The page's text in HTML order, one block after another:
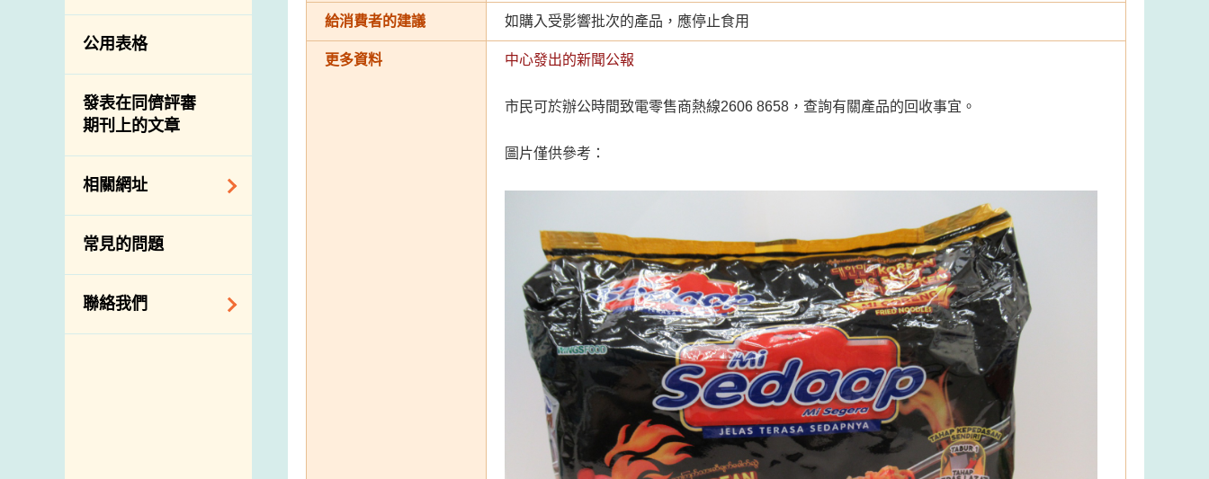
高風險食物
抗菌素耐藥性
結果
屠房及肉類檢驗
項目及活動
資訊平台
下載
公開比賽
公用表格
發表在同儕評審
期刊上的文章
相關網址
相關政府部門／機
構
常見的問題
聯絡我們
給消費者的建議 如購入受影響批次的產品，應停止食用
更多資料 中心發出的新聞公報
市民可於辦公時間致電零售商熱線2606 8658，查詢有關產品的回收事宜。
圖片僅供參考：